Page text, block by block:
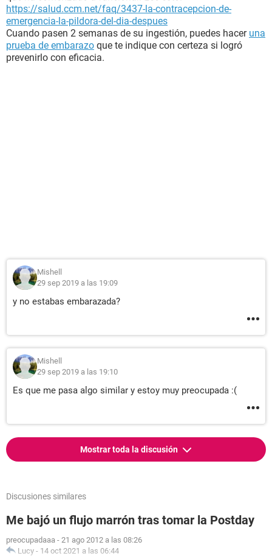
https://salud.ccm.net/faq/3437-la-contracepcion-de-
emergencia-la-pildora-del-dia-despues
Cuando pasen 2 semanas de su ingestión, puedes hacer una
prueba de embarazo que te indique con certeza si logró
prevenirlo con eficacia.
Mishell
29 sep 2019 a las 19:09
y no estabas embarazada?
Mishell
29 sep 2019 a las 19:10
Es que me pasa algo similar y estoy muy preocupada :(
Mostrar toda la discusión
Discusiones similares
Me bajó un flujo marrón tras tomar la Postday
preocupadaaa - 21 ago 2012 a las 08:26
Lucy - 14 oct 2021 a las 06:44